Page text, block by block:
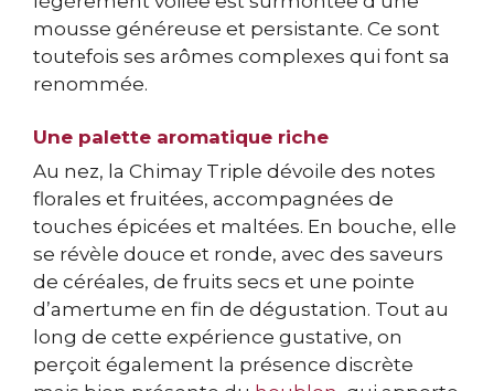
mousse généreuse et persistante. Ce sont
toutefois ses arômes complexes qui font sa
renommée.
Une palette aromatique riche
Au nez, la Chimay Triple dévoile des notes
florales et fruitées, accompagnées de
touches épicées et maltées. En bouche, elle
se révèle douce et ronde, avec des saveurs
de céréales, de fruits secs et une pointe
d’amertume en fin de dégustation. Tout au
long de cette expérience gustative, on
perçoit également la présence discrète